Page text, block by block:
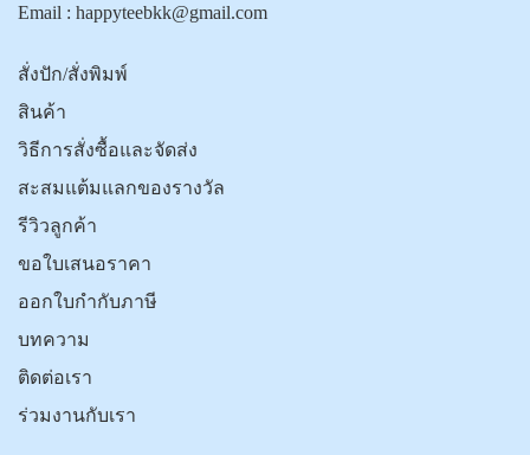
Email : happyteebkk@gmail.com
สั่งปัก/สั่งพิมพ์
สินค้า
วิธีการสั่งซื้อและจัดส่ง
สะสมแต้มแลกของรางวัล
รีวิวลูกค้า
ขอใบเสนอราคา
ออกใบกำกับภาษี
บทความ
ติดต่อเรา
ร่วมงานกับเรา